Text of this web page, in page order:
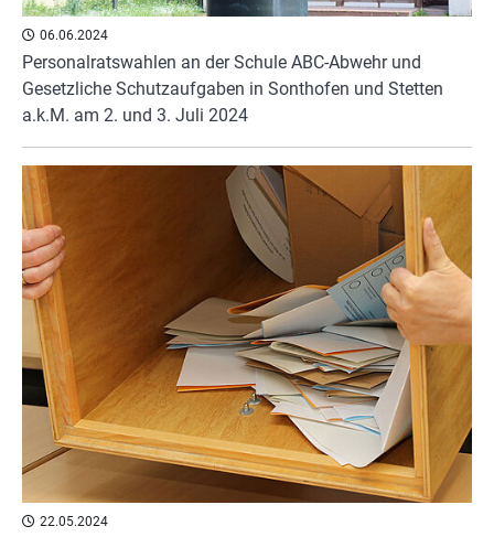
06.06.2024
Personalratswahlen an der Schule ABC-Abwehr und
Gesetzliche Schutzaufgaben in Sonthofen und Stetten
a.k.M. am 2. und 3. Juli 2024
22.05.2024